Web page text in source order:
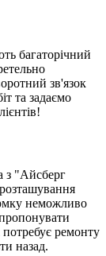
багаторічний
зв'язок
та задаємо
з "Айсберг
неможливо
потребує ремонту
назад.